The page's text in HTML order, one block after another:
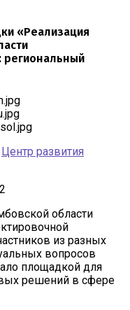
«Реализация
региональный
Центр развития
области
из разных
вопросов
площадкой для
решений в сфере